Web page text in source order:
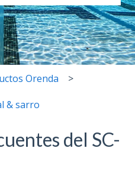
el campo de búsqueda
Orenda
& sarro
del SC-